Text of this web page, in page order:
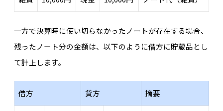
一方で決算時に使い切らなかったノートが存在する場合、
残ったノート分の金額は、以下のように借方に貯蔵品とし
て計上します。
借方 貸方 摘要